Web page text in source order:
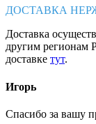
ДОСТАВКА
Доставка
другим регионам
доставке тут.
Игорь
Спасибо за вашу